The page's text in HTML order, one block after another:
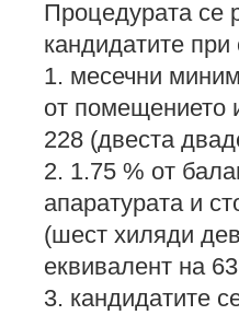
Процедурата се
кандидатите
1. месечни
от помещението
228 (двеста
2. 1.75 % от
апаратурата и
(шест хиляди
еквивалент на
3. кандидатите